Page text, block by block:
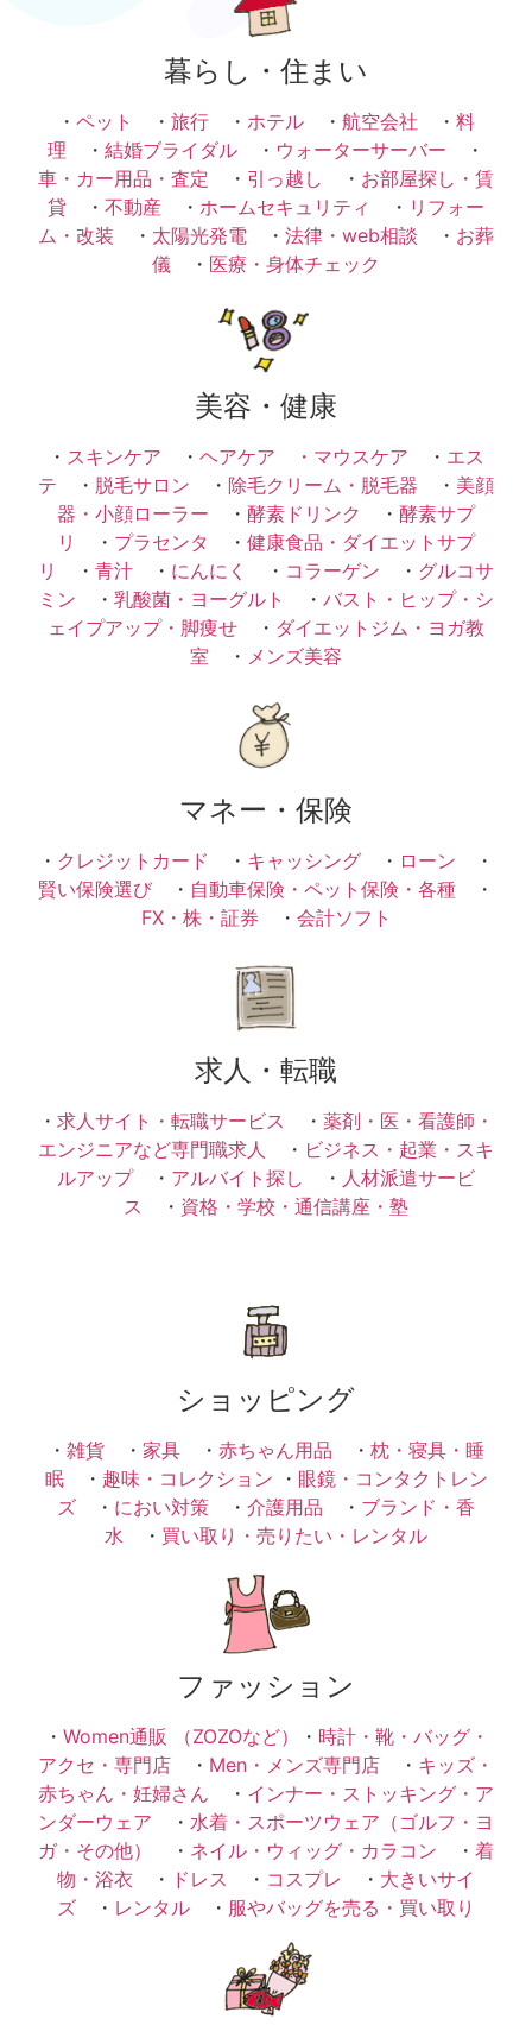
暮らし・住まい
・ ペット ・ 旅行 ・ ホテル ・ 航空会社 ・ 料
理 ・ 結婚ブライダル ・ ウォーターサーバー ・
車・カー用品・査定 ・ 引っ越し ・ お部屋探し・賃
貸 ・ 不動産 ・ ホームセキュリティ ・ リフォー
ム・改装 ・ 太陽光発電 ・ 法律・web相談 ・ お葬
儀 ・ 医療・身体チェック
美容・健康
・ スキンケア ・ ヘアケア ・ マウスケア ・ エス
テ ・ 脱毛サロン ・ 除毛クリーム・脱毛器 ・ 美顔
器・小顔ローラー ・ 酵素ドリンク ・ 酵素サプ
リ
・ プラセンタ ・ 健康食品・ダイエットサプ
リ
・ 青汁 ・ にんにく ・ コラーゲン ・ グルコサ
ミン ・ 乳酸菌・ヨーグルト ・ バスト・ヒップ・シ
ェイプアップ・脚痩せ ・ ダイエットジム・ヨガ教
室 ・ メンズ美容
マネー・保険
・ クレジットカード ・ キャッシング ・ ローン ・
賢い保険選び ・ 自動車保険・ペット保険・各種 ・
FX・株・証券 ・ 会計ソフト
求人・転職
・ 求人サイト・転職サービス ・ 薬剤・医・看護師・
エンジニアなど専門職求人
・ ビジネス・起業・スキ
ルアップ・ アルバイト探し ・ 人材派遣サービ
ス ・ 資格・学校・通信講座・塾
ショッピング
・ 雑貨 ・ 家具 ・ 赤ちゃん用品 ・ 枕・寝具・睡
眠・ 趣味・コレクション ・ 眼鏡・コンタクトレン
ズ ・ におい対策 ・ 介護用品 ・ ブランド・香
水 ・ 買い取り・売りたい・レンタル
ファッション
・ Women通販 （ZOZOなど） ・ 時計・靴・バッグ・
アクセ・専門店 ・ Men・メンズ専門店 ・ キッズ・
赤ちゃん・妊婦さん ・ インナー・ストッキング・ア
ンダーウェア ・ 水着・スポーツウェア（ゴルフ・ヨ
ガ・その他）
・ ネイル・ウィッグ・カラコン ・ 着
物・浴衣 ・ ドレス ・ コスプレ ・ 大きいサイ
ズ ・ レンタル ・ 服やバッグを売る・買い取り